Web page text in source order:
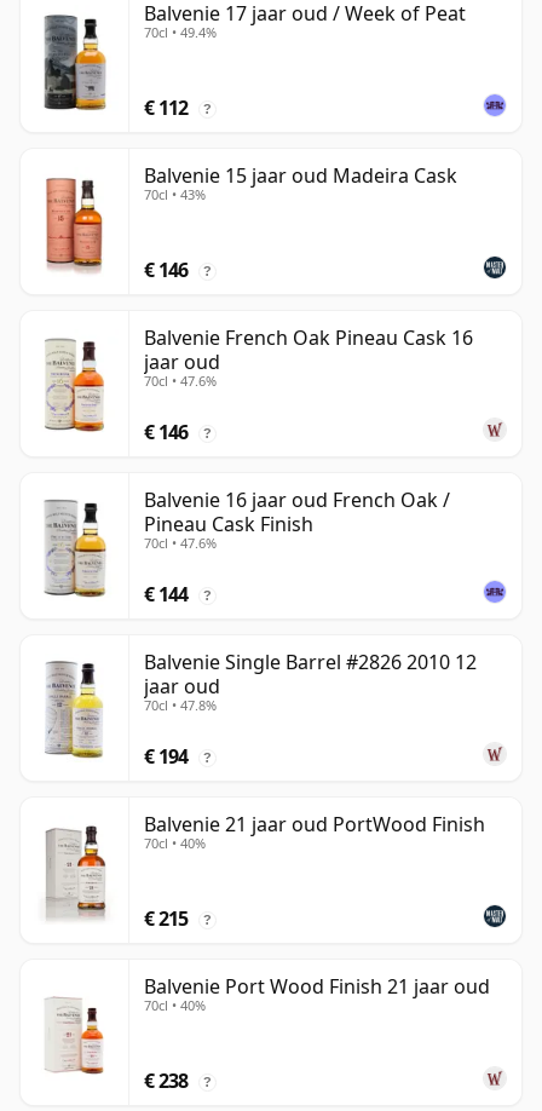
Balvenie 17 jaar oud / Week of Peat
70cl • 49.4%
€ 112 ?
Balvenie 15 jaar oud Madeira Cask
70cl • 43%
€ 146 ?
Balvenie French Oak Pineau Cask 16
jaar oud
70cl • 47.6%
€ 146 ?
Balvenie 16 jaar oud French Oak /
Pineau Cask Finish
70cl • 47.6%
€ 144 ?
Balvenie Single Barrel #2826 2010 12
jaar oud
70cl • 47.8%
€ 194 ?
Balvenie 21 jaar oud PortWood Finish
70cl • 40%
€ 215 ?
Balvenie Port Wood Finish 21 jaar oud
70cl • 40%
€ 238 ?